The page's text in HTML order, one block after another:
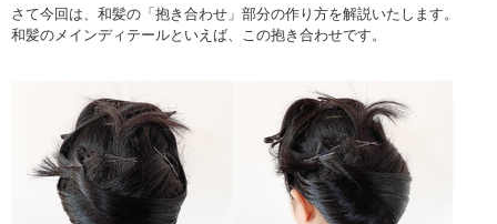
さて今回は、和髪の「抱き合わせ」部分の作り方を解説いたします。
和髪のメインディテールといえば、この抱き合わせです。